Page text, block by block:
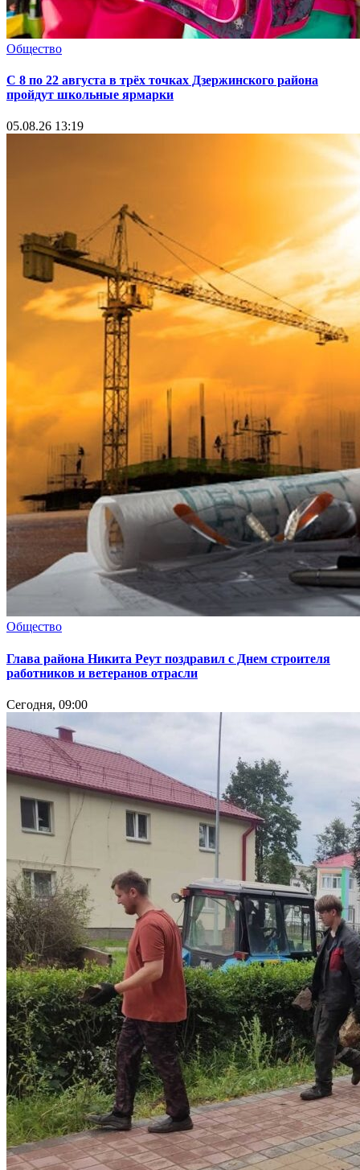
Общество
С 8 по 22 августа в трёх точках Дзержинского района
пройдут школьные ярмарки
05.08.26 13:19
Общество
Глава района Никита Реут поздравил с Днем строителя
работников и ветеранов отрасли
Сегодня, 09:00